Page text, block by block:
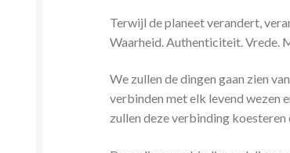
Terwijl de planeet verandert,
Waarheid. Authenticiteit. Vrede.
We zullen de dingen gaan zien
verbinden met elk levend wezen
zullen deze verbinding